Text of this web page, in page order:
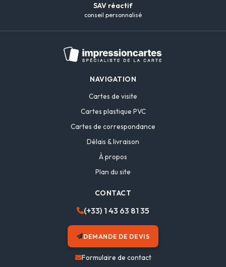
SAV réactif
conseil personnalisé
NAVIGATION
Cartes de visite
Cartes plastique PVC
Cartes de correspondance
Délais & livraison
À propos
Plan du site
CONTACT
(+33) 1 43 63 81 35
DEMANDE DE DEVIS
Formulaire de contact